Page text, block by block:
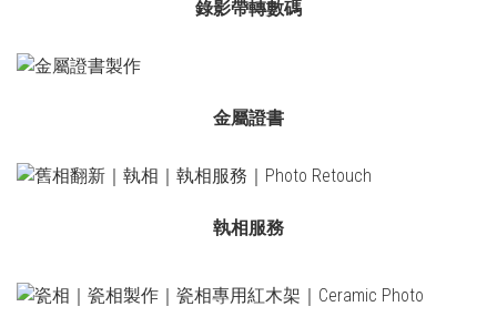
錄影帶轉數碼
金屬證書
執相服務